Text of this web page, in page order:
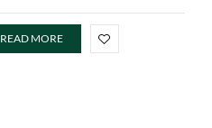
READ MORE